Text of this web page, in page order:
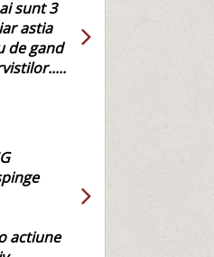
sunt 3
astia
de gand
actiune